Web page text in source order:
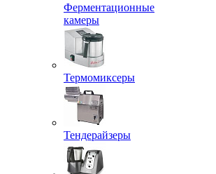
Ферментационные
камеры
Термомиксеры
Тендерайзеры